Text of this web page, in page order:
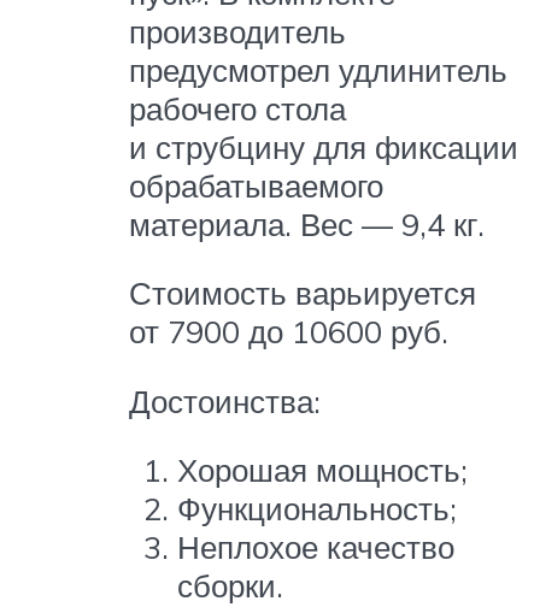
производитель
предусмотрел удлинитель
рабочего стола
и струбцину для фиксации
обрабатываемого
материала. Вес — 9,4 кг.
Стоимость варьируется
от 7900 до 10600 руб.
Достоинства:
Хорошая мощность;
Функциональность;
Неплохое качество
сборки.